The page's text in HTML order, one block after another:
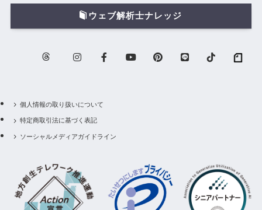
ウェブ解析士ナレッジ
個人情報の取り扱いについて
特定商取引法に基づく表記
ソーシャルメディアガイドライン